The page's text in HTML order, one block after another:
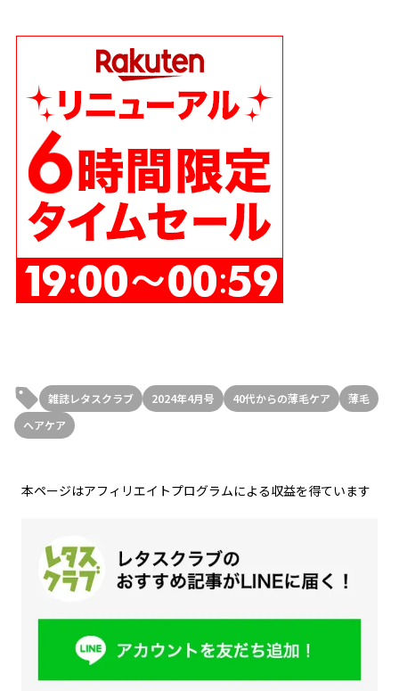
雑誌レタスクラブ 2024年4月号 40代からの薄毛ケア
薄毛
ヘアケア
本ページはアフィリエイトプログラムによる収益を得ています